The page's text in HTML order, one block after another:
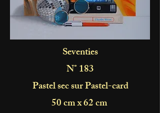
Seventies
N° 183
Pastel sec sur Pastel-card
50 cm x 62 cm